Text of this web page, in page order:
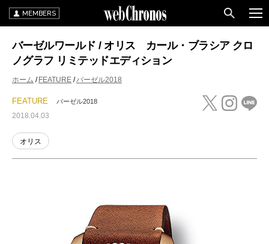
MEMBERS
バーゼルワールド / オリス カール・ブラシア クロ
ノグラフ リミテッドエディション
ホーム FEATURE バーゼル2018
FEATURE バーゼル2018
2018.04.03
オリス